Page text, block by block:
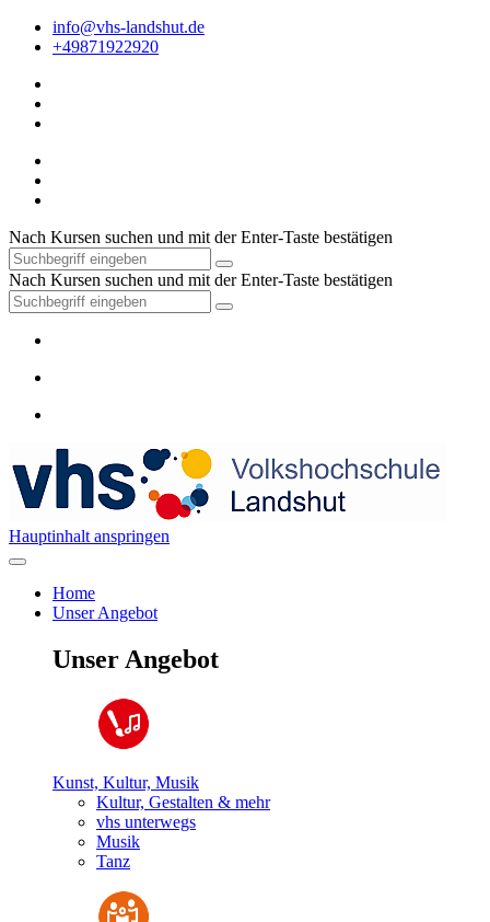
info@vhs-landshut.de
+49871922920
Nach Kursen suchen und mit der Enter-Taste bestätigen
Nach Kursen suchen und mit der Enter-Taste bestätigen
Hauptinhalt anspringen
Home
Unser Angebot
Unser Angebot
Kunst, Kultur, Musik
Kultur, Gestalten & mehr
vhs unterwegs
Musik
Tanz